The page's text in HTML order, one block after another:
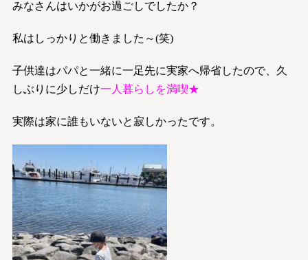
みなさんはいかがお過ごしでしたか？
私はしっかりと働きました～(笑)
子供達はパパと一緒に一足先に実家へ帰省したので、久
しぶりに少しだけ一人暮らしを満喫★
実際は家に誰もいないと寂しかったです。